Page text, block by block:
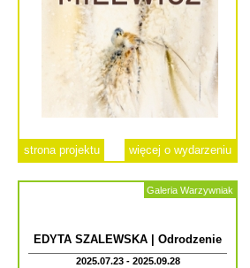
strona projektu więcej o wydarzeniu
Galeria Warzywniak
EDYTA SZALEWSKA | Odrodzenie
2025.07.23 - 2025.09.28